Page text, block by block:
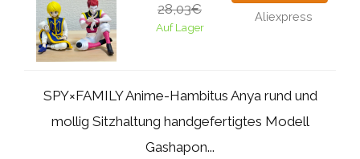
28,03€
Auf Lager
Aliexpress
SPY×FAMILY Anime-Hambitus Anya rund und
mollig Sitzhaltung handgefertigtes Modell
Gashapon...